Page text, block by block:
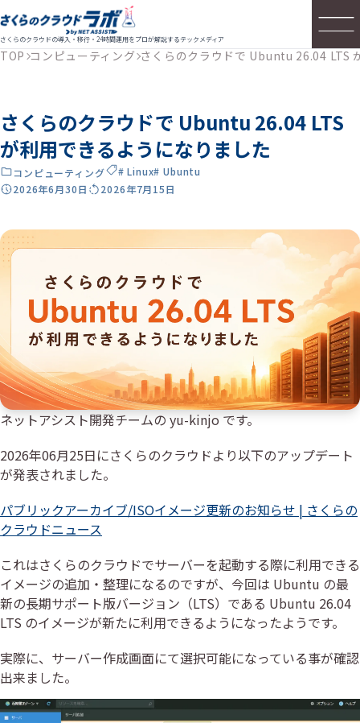
さくらのクラウドの導入・移行・24時間運用をプロが解説するテックメディア
TOP コンピューティング さくらのクラウドで Ubuntu 26.04 LTS
さくらのクラウドで Ubuntu 26.04 LTS
が利用できるようになりました
コンピューティング # Linux# Ubuntu
2026年6月30日
2026年7月15日
ネットアシスト開発チームの yu-kinjo です。
2026年06月25日にさくらのクラウドより以下のアップデート
が発表されました。
パブリックアーカイブ/ISOイメージ更新のお知らせ | さくらの
クラウドニュース
これはさくらのクラウドでサーバーを起動する際に利用できる
イメージの追加・整理になるのですが、今回は Ubuntu の最
新の長期サポート版バージョン（LTS）である Ubuntu 26.04
LTS のイメージが新たに利用できるようになったようです。
実際に、サーバー作成画面にて選択可能になっている事が確認
出来ました。